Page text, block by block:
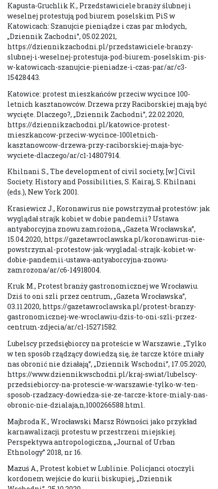
Kapusta-Gruchlik K., Przedstawiciele branży ślubnej i
weselnej protestują pod biurem poselskim PiS w
Katowicach: Szanujcie pieniądze i czas par młodych,
„Dziennik Zachodni”, 05.02.2021,
https://dziennikzachodni.pl/przedstawiciele-branzy-
slubnej-i-weselnej-protestuja-pod-biurem-poselskim-pis-
w-katowicach-szanujcie-pieniadze-i-czas-par/ar/c3-
15428443.
Katowice: protest mieszkańców przeciw wycince 100-
letnich kasztanowców. Drzewa przy Raciborskiej mają być
wycięte. Dlaczego?, „Dziennik Zachodni”, 22.02.2020,
https://dziennikzachodni.pl/katowice-protest-
mieszkancow-przeciw-wycince-100letnich-
kasztanowcow-drzewa-przy-raciborskiej-maja-byc-
wyciete-dlaczego/ar/c1-14807914.
Khilnani S., The development of civil society, [w:] Civil
Society. History and Possibilities, S. Kairaj, S. Khilnani
(eds.), New York 2001.
Krasiewicz J., Koronawirus nie powstrzymał protestów: jak
wyglądał strajk kobiet w dobie pandemii? Ustawa
antyaborcyjna znowu zamrożona, „Gazeta Wrocławska”,
15.04.2020, https://gazetawroclawska.pl/koronawirus-nie-
powstrzymal-protestow-jak-wygladal-strajk-kobiet-w-
dobie-pandemii-ustawa-antyaborcyjna-znowu-
zamrozona/ar/c6-14918004.
Kruk M., Protest branży gastronomicznej we Wrocławiu.
Dziś to oni szli przez centrum, „Gazeta Wrocławska”,
03.11.2020, https://gazetawroclawska.pl/protest-branzy-
gastronomicznej-we-wroclawiu-dzis-to-oni-szli-przez-
centrum-zdjecia/ar/c1-15271582.
Lubelscy przedsiębiorcy na proteście w Warszawie. „Tylko
w ten sposób rządzący dowiedzą się, że tarcze które miały
nas obronić nie działają”, „Dziennik Wschodni”, 17.05.2020,
https://www.dziennikwschodni.pl/kraj-swiat/lubelscy-
przedsiebiorcy-na-protescie-w-warszawie-tylko-w-ten-
sposob-rzadzacy-dowiedza-sie-ze-tarcze-ktore-mialy-nas-
obronic-nie-dzialaja,n,1000266588.html.
Majbroda K., Wrocławski Marsz Równości jako przykład
karnawalizacji protestu w przestrzeni miejskiej.
Perspektywa antropologiczna, „Journal of Urban
Ethnology” 2018, nr 16.
Mazuś A., Protest kobiet w Lublinie. Policjanci otoczyli
kordonem wejście do kurii biskupiej, „Dziennik